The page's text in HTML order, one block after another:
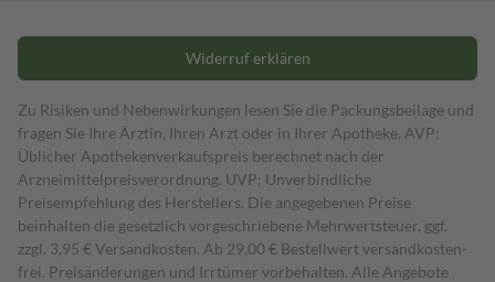
Widerruf erklären
Zu Risiken und Nebenwirkungen lesen Sie die Packungsbeilage und
fragen Sie Ihre Ärztin, Ihren Arzt oder in Ihrer Apotheke. AVP:
Üblicher Apothekenverkaufspreis berechnet nach der
Arzneimittelpreisverordnung. UVP: Unverbindliche
Preisempfehlung des Herstellers. Die angegebenen Preise
beinhalten die gesetzlich vorgeschriebene Mehrwertsteuer, ggf.
zzgl. 3,95 € Versandkosten. Ab 29,00 € Bestell­wert versand­kosten­
frei. Preisänderungen und Irrtümer vorbehalten. Alle Angebote